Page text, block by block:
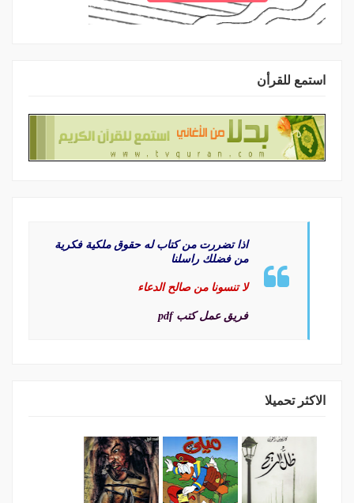
استمع للقرأن
اذا تضررت من كتاب له حقوق ملكية فكرية
من فضلك راسلنا
لا تنسونا من صالح الدعاء
فريق عمل كتب pdf
الاكثر تحميلا